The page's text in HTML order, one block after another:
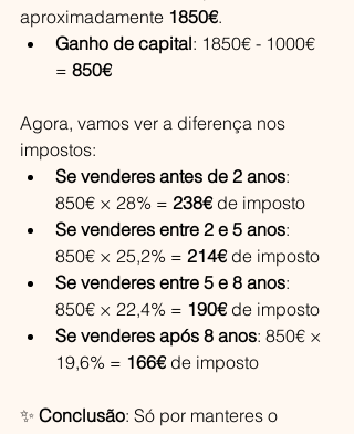
aproximadamente 1850€.
Ganho de capital: 1850€ - 1000€
= 850€
Agora, vamos ver a diferença nos
impostos:
Se venderes antes de 2 anos:
850€ × 28% = 238€ de imposto
Se venderes entre 2 e 5 anos:
850€ × 25,2% = 214€ de imposto
Se venderes entre 5 e 8 anos:
850€ × 22,4% = 190€ de imposto
Se venderes após 8 anos: 850€ ×
19,6% = 166€ de imposto
✨ Conclusão: Só por manteres o